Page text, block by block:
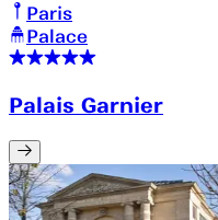
Paris
Palace
Palais Garnier